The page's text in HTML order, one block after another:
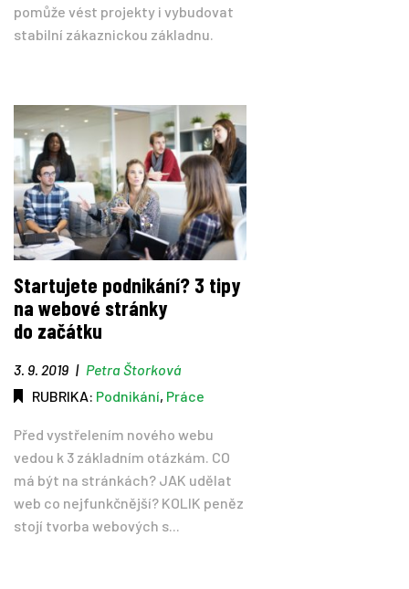
pomůže vést projekty i vybudovat
stabilní zákaznickou základnu.
Startujete podnikání? 3 tipy
na webové stránky
do začátku
3. 9. 2019 | Petra Štorková
RUBRIKA: Podnikání, Práce
Před vystřelením nového webu
vedou k 3 základním otázkám. CO
má být na stránkách? JAK udělat
web co nejfunkčnější? KOLIK peněz
stojí tvorba webových s...